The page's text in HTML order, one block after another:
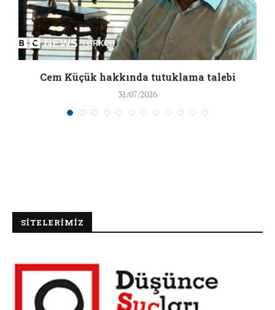
Cem Küçük hakkında tutuklama talebi
31/07/2026
SİTELERİMİZ